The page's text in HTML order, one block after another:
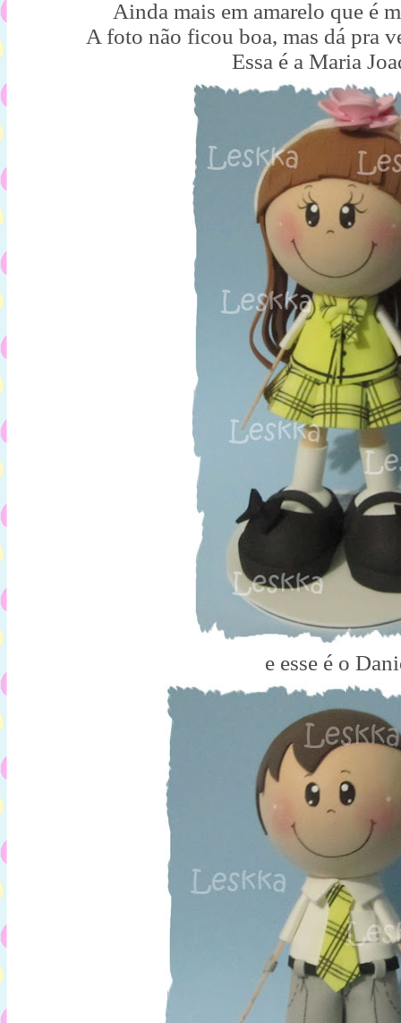
Ainda mais em amarelo que é
A foto não ficou boa, mas dá pra
Essa é a Maria
e esse é o